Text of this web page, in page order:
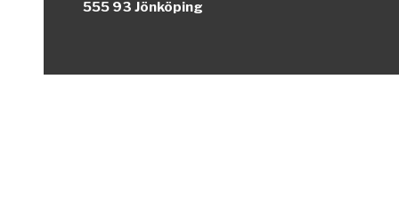
555 93 Jönköping